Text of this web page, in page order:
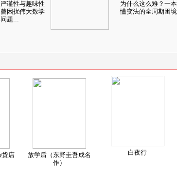
谨性与趣味性
困扰伟大数学
题...
为什么这么难？一
懂变法的全周期困
货店
放学后（东野圭吾成名
作）
白夜行